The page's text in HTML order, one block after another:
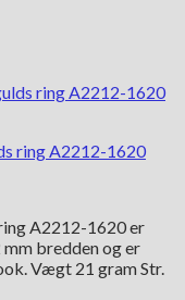
ring A2212-1620
A2212-1620 er
bredden og er
Vægt 21 gram Str.